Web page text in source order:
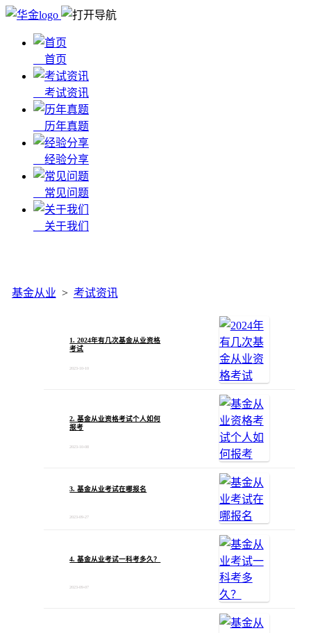
首页
考试资讯
历年真题
经验分享
常见问题
关于我们
基金从业 > 考试资讯
1. 2024年有几次基金从业资格
考试
2023-10-10
2. 基金从业资格考试个人如何
报考
2023-10-08
3. 基金从业考试在哪报名
2023-09-27
4. 基金从业考试一科考多久？
2023-09-07